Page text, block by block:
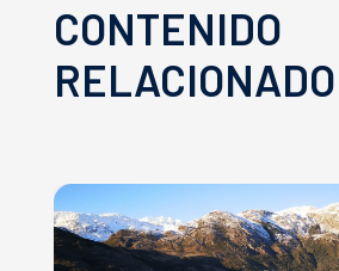
CONTENIDO
RELACIONADO